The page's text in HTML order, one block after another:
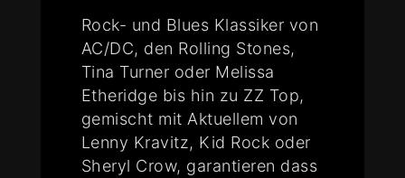
Rock- und Blues Klassiker von
AC/DC, den Rolling Stones,
Tina Turner oder Melissa
Etheridge bis hin zu ZZ Top,
gemischt mit Aktuellem von
Lenny Kravitz, Kid Rock oder
Sheryl Crow, garantieren dass